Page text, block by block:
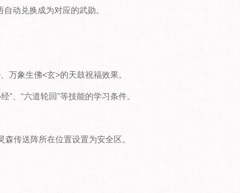
动兑换成为对应的武勋。
象生佛<玄>的天鼓祝福效果。
、“六道轮回”等技能的学习条件。
传送阵所在位置设置为安全区。